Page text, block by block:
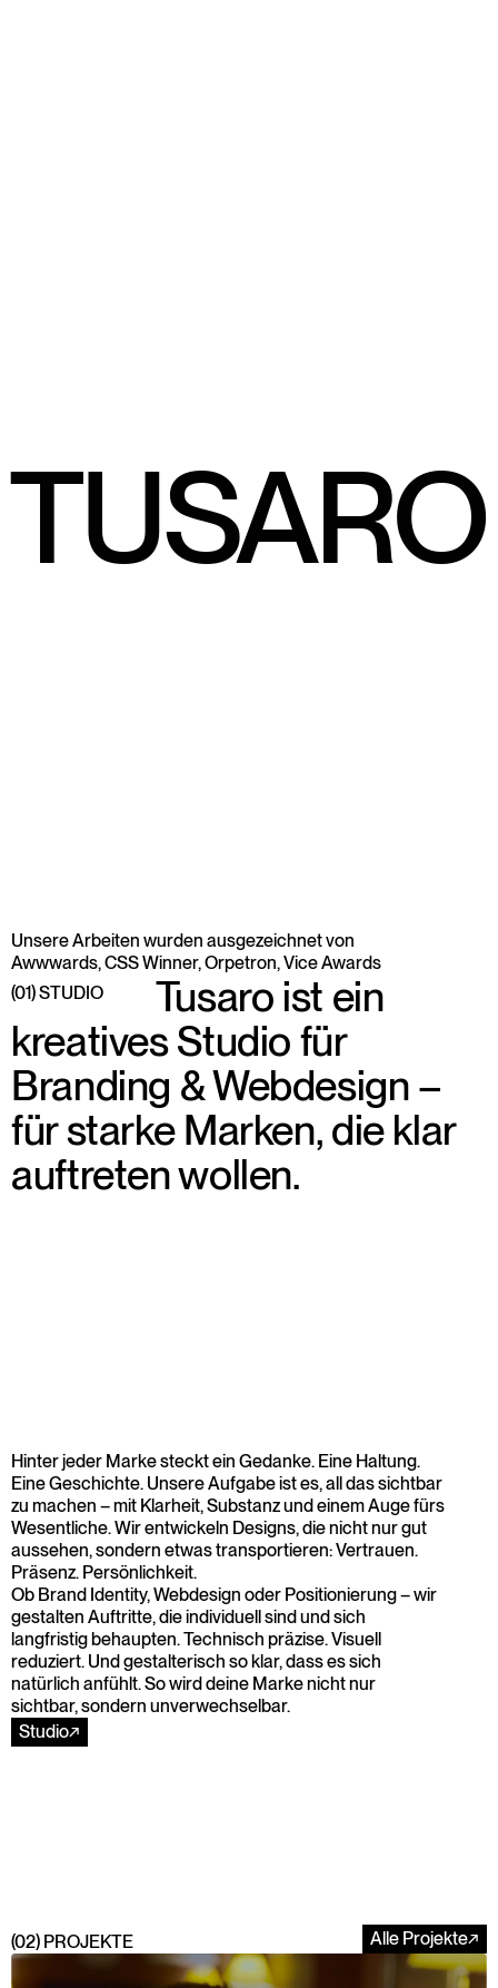
TUSARO
Unsere Arbeiten wurden ausgezeichnet von
Awwwards, CSS Winner, Orpetron, Vice Awards
(01) STUDIO
                 Tusaro ist ein
kreatives Studio für
Branding & Webdesign –
für starke Marken, die klar
auftreten wollen.
Hinter jeder Marke steckt ein Gedanke. Eine Haltung.
Eine Geschichte. Unsere Aufgabe ist es, all das sichtbar
zu machen – mit Klarheit, Substanz und einem Auge fürs
Wesentliche. Wir entwickeln Designs, die nicht nur gut
aussehen, sondern etwas transportieren: Vertrauen.
Präsenz. Persönlichkeit.
Ob Brand Identity, Webdesign oder Positionierung – wir
gestalten Auftritte, die individuell sind und sich
langfristig behaupten. Technisch präzise. Visuell
reduziert. Und gestalterisch so klar, dass es sich
natürlich anfühlt. So wird deine Marke nicht nur
sichtbar, sondern unverwechselbar.
Studio↗
(02) PROJEKTE Alle Projekte↗